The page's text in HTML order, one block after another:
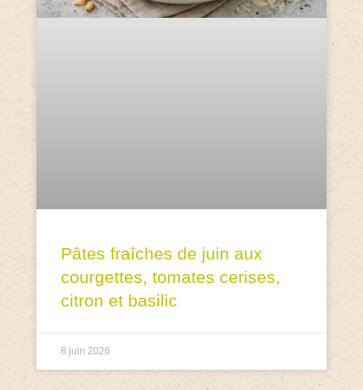
Pâtes fraîches de juin aux
courgettes, tomates cerises,
citron et basilic
8 juin 2026